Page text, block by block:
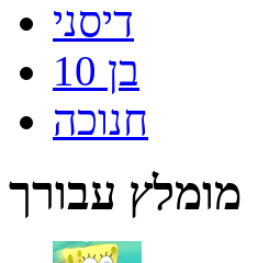
דיסני
בן 10
חנוכה
מומלץ עבורך